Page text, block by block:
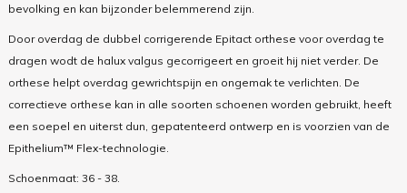
bevolking en kan bijzonder belemmerend zijn.
Door overdag de dubbel corrigerende Epitact orthese voor overdag te
dragen wodt de halux valgus gecorrigeert en groeit hij niet verder. De
orthese helpt overdag gewrichtspijn en ongemak te verlichten. De
correctieve orthese kan in alle soorten schoenen worden gebruikt, heeft
een soepel en uiterst dun, gepatenteerd ontwerp en is voorzien van de
Epithelium™ Flex-technologie.
Schoenmaat: 36 - 38.